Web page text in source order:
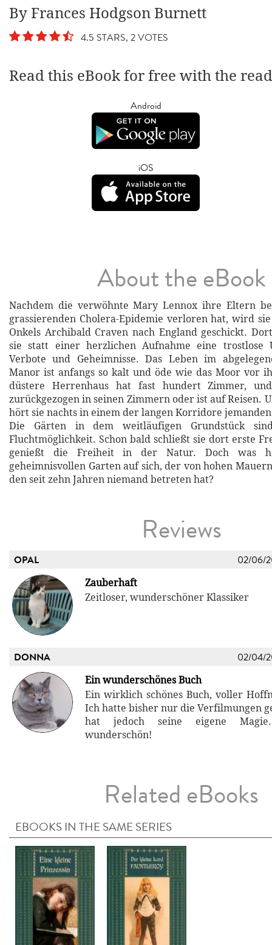
By Frances Hodgson Burnett
4.5 STARS, 2 VOTES
Read this eBook for free with the
Android
iOS
About the eBook
Nachdem die verwöhnte Mary Lennox ihre Eltern
grassierenden Cholera-Epidemie verloren hat, wird
Onkels Archibald Craven nach England geschickt.
sie statt einer herzlichen Aufnahme eine trostlose
Verbote und Geheimnisse. Das Leben im
Manor ist anfangs so kalt und öde wie das Moor vor
düstere Herrenhaus hat fast hundert Zimmer,
zurückgezogen in seinen Zimmern oder ist auf Reisen.
hört sie nachts in einem der langen Korridore
Die Gärten in dem weitläufigen Grundstück
Fluchtmöglichkeit. Schon bald schließt sie dort erste
genießt die Freiheit in der Natur. Doch was
geheimnisvollen Garten auf sich, der von hohen
den seit zehn Jahren niemand betreten hat?
Reviews
OPAL 02/06/
Zauberhaft
Zeitloser, wunderschöner Klassiker
DONNA 02/04/
Ein wunderschönes Buch
Ein wirklich schönes Buch, voller
Ich hatte bisher nur die Verfilmungen
hat jedoch seine eigene
wunderschön!
Related eBooks
EBOOKS IN THE SAME SERIES